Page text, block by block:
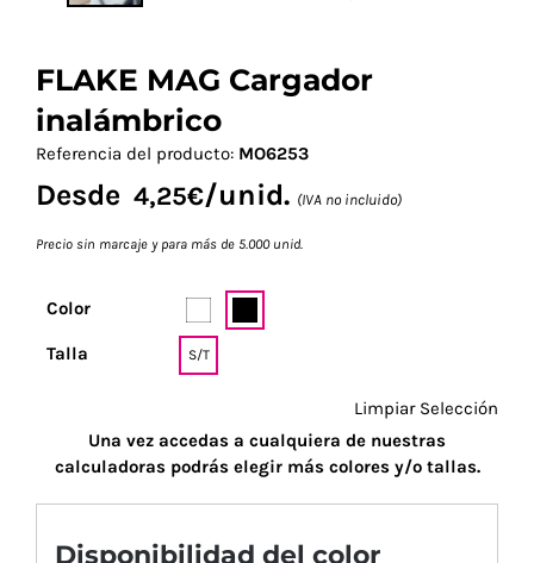
FLAKE MAG Cargador
inalámbrico
Referencia del producto: MO6253
Desde 4,25€/unid. (IVA no incluido)
Precio sin marcaje y para más de 5.000 unid.
Color
Talla S/T
Limpiar Selección
Una vez accedas a cualquiera de nuestras
calculadoras podrás elegir más colores y/o tallas.
Disponibilidad del color